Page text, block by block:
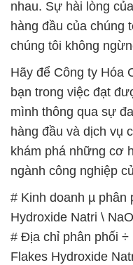
nhau. Sự hài lòng
hàng đầu của chúng
chúng tôi không
Hãy để Công ty Hóa
bạn trong việc đạt
mình thông qua sự
hàng đầu và dịch vụ
khám phá những cơ
ngành công nghiệp
# Kinh doanh µ phân
Hydroxide Natri \
# Địa chỉ phân phối ÷
Flakes Hydroxide